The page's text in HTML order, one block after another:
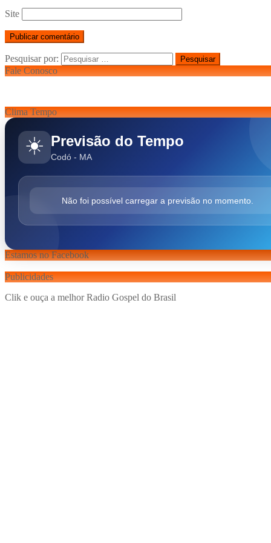
Site
Pesquisar por:
Fale Conosco
Clima Tempo
☀️ Previsão do Tempo
Codó - MA
Não foi possível carregar a previsão no momento.
Estamos no Facebook
Publicidades
Clik e ouça a melhor Radio Gospel do Brasil